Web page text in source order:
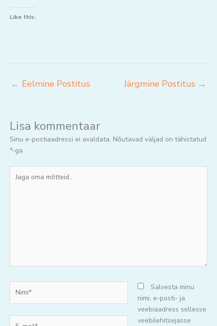
Like this:
← Eelmine Postitus Järgmine Postitus →
Lisa kommentaar
Sinu e-postiaadressi ei avaldata. Nõutavad väljad on tähistatud
*-ga
oma
Salvesta minu
nimi, e-posti- ja
veebiaadress sellesse
veebilehitsejasse